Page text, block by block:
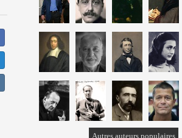
Autres auteurs populaires